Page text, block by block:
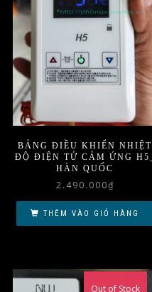
BẢNG ĐIỀU KHIỂN NHIỆT
ĐỘ ĐIỆN TỬ CẢM ỨNG H5_
HÀN QUỐC
2.490.000₫
THÊM VÀO GIỎ HÀNG
Out of Stock